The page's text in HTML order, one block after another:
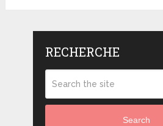
RECHERCHE
Search